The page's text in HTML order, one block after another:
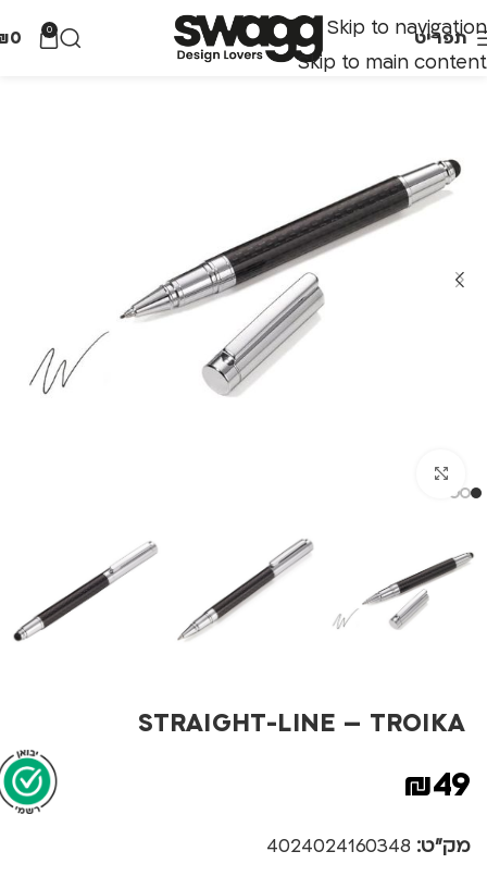
Skip to navigation
Skip to main content
תפריט 0
0
STRAIGHT-LINE – TROIKA
₪49
מק"ט: 4024024160348